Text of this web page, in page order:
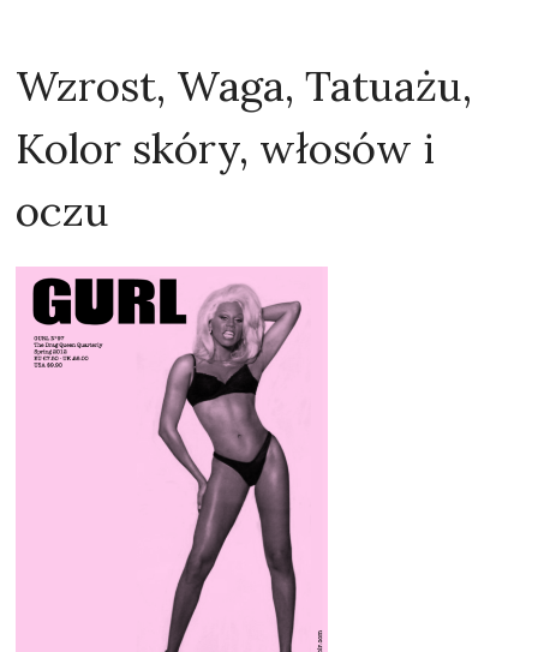
Wzrost, Waga, Tatuażu,
Kolor skóry, włosów i
oczu